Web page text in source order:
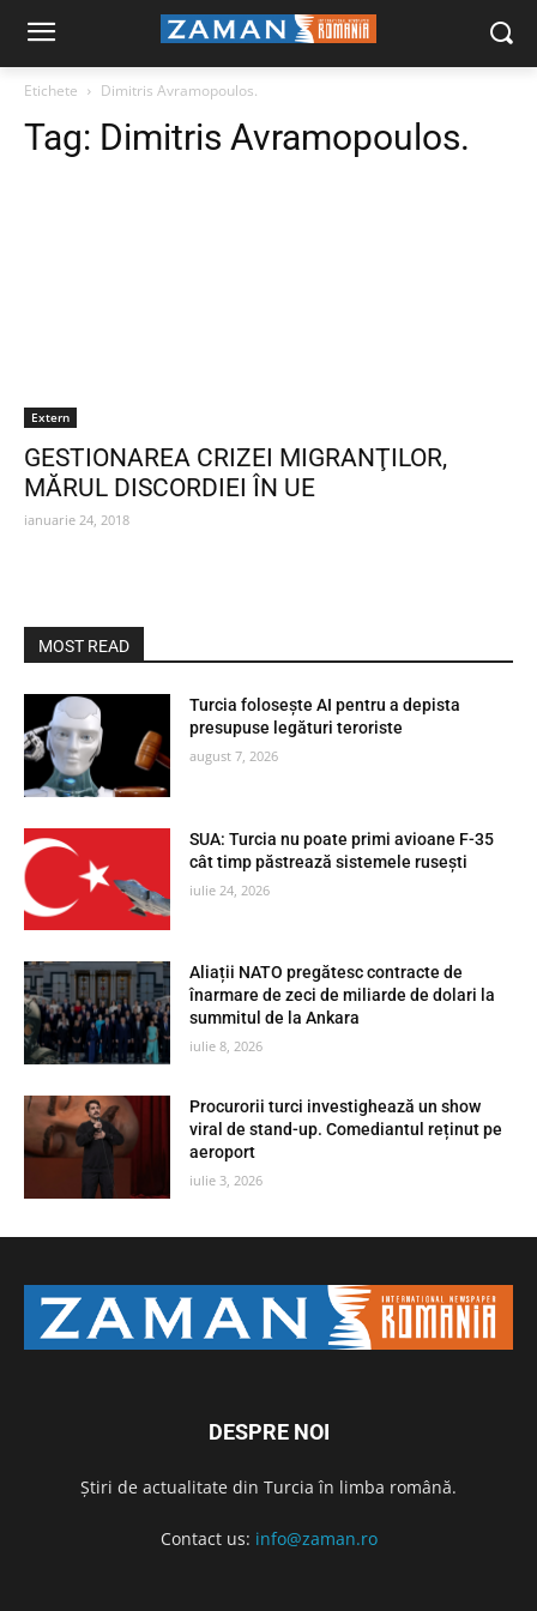
Etichete Dimitris Avramopoulos.
Tag: Dimitris Avramopoulos.
Extern
GESTIONAREA CRIZEI MIGRANŢILOR,
MĂRUL DISCORDIEI ÎN UE
ianuarie 24, 2018
MOST READ
Turcia folosește AI pentru a depista
presupuse legături teroriste
august 7, 2026
SUA: Turcia nu poate primi avioane F-35
cât timp păstrează sistemele rusești
iulie 24, 2026
Aliații NATO pregătesc contracte de
înarmare de zeci de miliarde de dolari la
summitul de la Ankara
iulie 8, 2026
Procurorii turci investighează un show
viral de stand-up. Comediantul reținut pe
aeroport
iulie 3, 2026
DESPRE NOI
Știri de actualitate din Turcia în limba română.
Contact us: info@zaman.ro